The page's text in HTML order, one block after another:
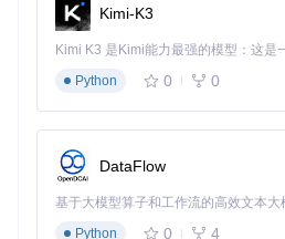
func
Pic(dx, dy
// 创建二维切片存储像素数据
    pic :=
make([][]uint8 , dy)
        pic[y] =
make ([]
for x := range pic[y]
// 设置蓝色通道值，形
            pic[y][x] =
        }
return pic
Kimi-K3
Python
0 0
DataFlow
基于大模型算子和工作流的高效文本
Python
0 4